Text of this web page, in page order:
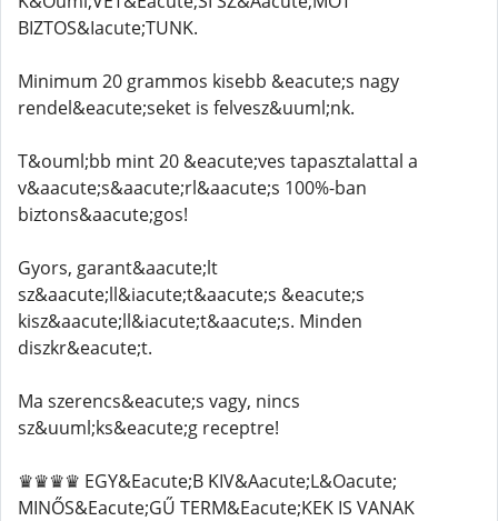
BIZTOS&Iacute;TUNK.
Minimum 20 grammos kisebb &eacute;s nagy
rendel&eacute;seket is felvesz&uuml;nk.
T&ouml;bb mint 20 &eacute;ves tapasztalattal a
v&aacute;s&aacute;rl&aacute;s 100%-ban
biztons&aacute;gos!
Gyors, garant&aacute;lt
sz&aacute;ll&iacute;t&aacute;s &eacute;s
kisz&aacute;ll&iacute;t&aacute;s. Minden
diszkr&eacute;t.
Ma szerencs&eacute;s vagy, nincs
sz&uuml;ks&eacute;g receptre!
♛♛♛♛ EGY&Eacute;B KIV&Aacute;L&Oacute;
MINŐS&Eacute;GŰ TERM&Eacute;KEK IS VANAK